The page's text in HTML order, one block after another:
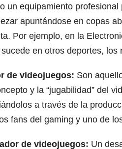
un equipamiento
apuntándose en copas
Por ejemplo, en la
en otros deportes,
de videojuegos: Son
y la “jugabilidad” del
a través de la
fans del gaming y uno de
de videojuegos: Un